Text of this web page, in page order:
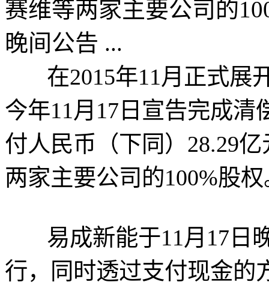
赛维等两家主要公司的
晚间公告 ...
在2015年11月正式展
今年11月17日宣告完成
付人民币（下同）28.29
两家主要公司的100%股
易成新能于11月17日
行，同时透过支付现金的